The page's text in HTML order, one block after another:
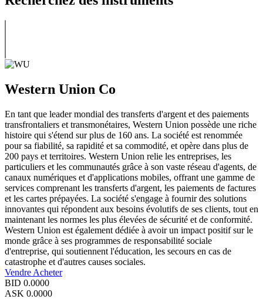
Western Union Co
En tant que leader mondial des transferts d'argent et des paiements
transfrontaliers et transmonétaires, Western Union possède une riche
histoire qui s'étend sur plus de 160 ans. La société est renommée
pour sa fiabilité, sa rapidité et sa commodité, et opère dans plus de
200 pays et territoires. Western Union relie les entreprises, les
particuliers et les communautés grâce à son vaste réseau d'agents, de
canaux numériques et d'applications mobiles, offrant une gamme de
services comprenant les transferts d'argent, les paiements de factures
et les cartes prépayées. La société s'engage à fournir des solutions
innovantes qui répondent aux besoins évolutifs de ses clients, tout en
maintenant les normes les plus élevées de sécurité et de conformité.
Western Union est également dédiée à avoir un impact positif sur le
monde grâce à ses programmes de responsabilité sociale
d'entreprise, qui soutiennent l'éducation, les secours en cas de
catastrophe et d'autres causes sociales.
Vendre Acheter
BID 0.0000
ASK 0.0000